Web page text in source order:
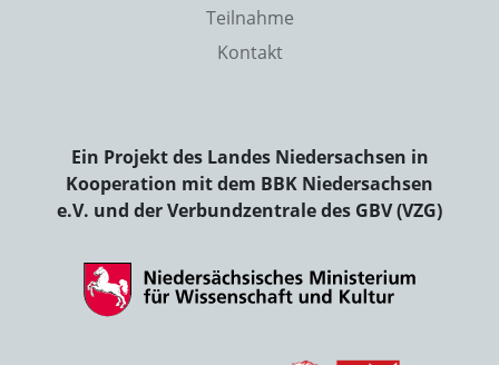
Teilnahme
Kontakt
Ein Projekt des Landes Niedersachsen in
Kooperation mit dem BBK Niedersachsen
e.V. und der Verbundzentrale des GBV (VZG)